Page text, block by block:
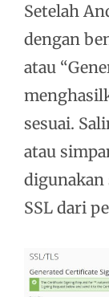
Setelah
dengan
atau
sesuai.
atau
digunakan
SSL dari